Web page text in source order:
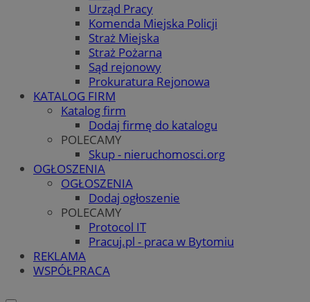
Urząd Pracy
Komenda Miejska Policji
Straż Miejska
Straż Pożarna
Sąd rejonowy
Prokuratura Rejonowa
KATALOG FIRM
Katalog firm
Dodaj firmę do katalogu
POLECAMY
Skup - nieruchomosci.org
OGŁOSZENIA
OGŁOSZENIA
Dodaj ogłoszenie
POLECAMY
Protocol IT
Pracuj.pl - praca w Bytomiu
REKLAMA
WSPÓŁPRACA